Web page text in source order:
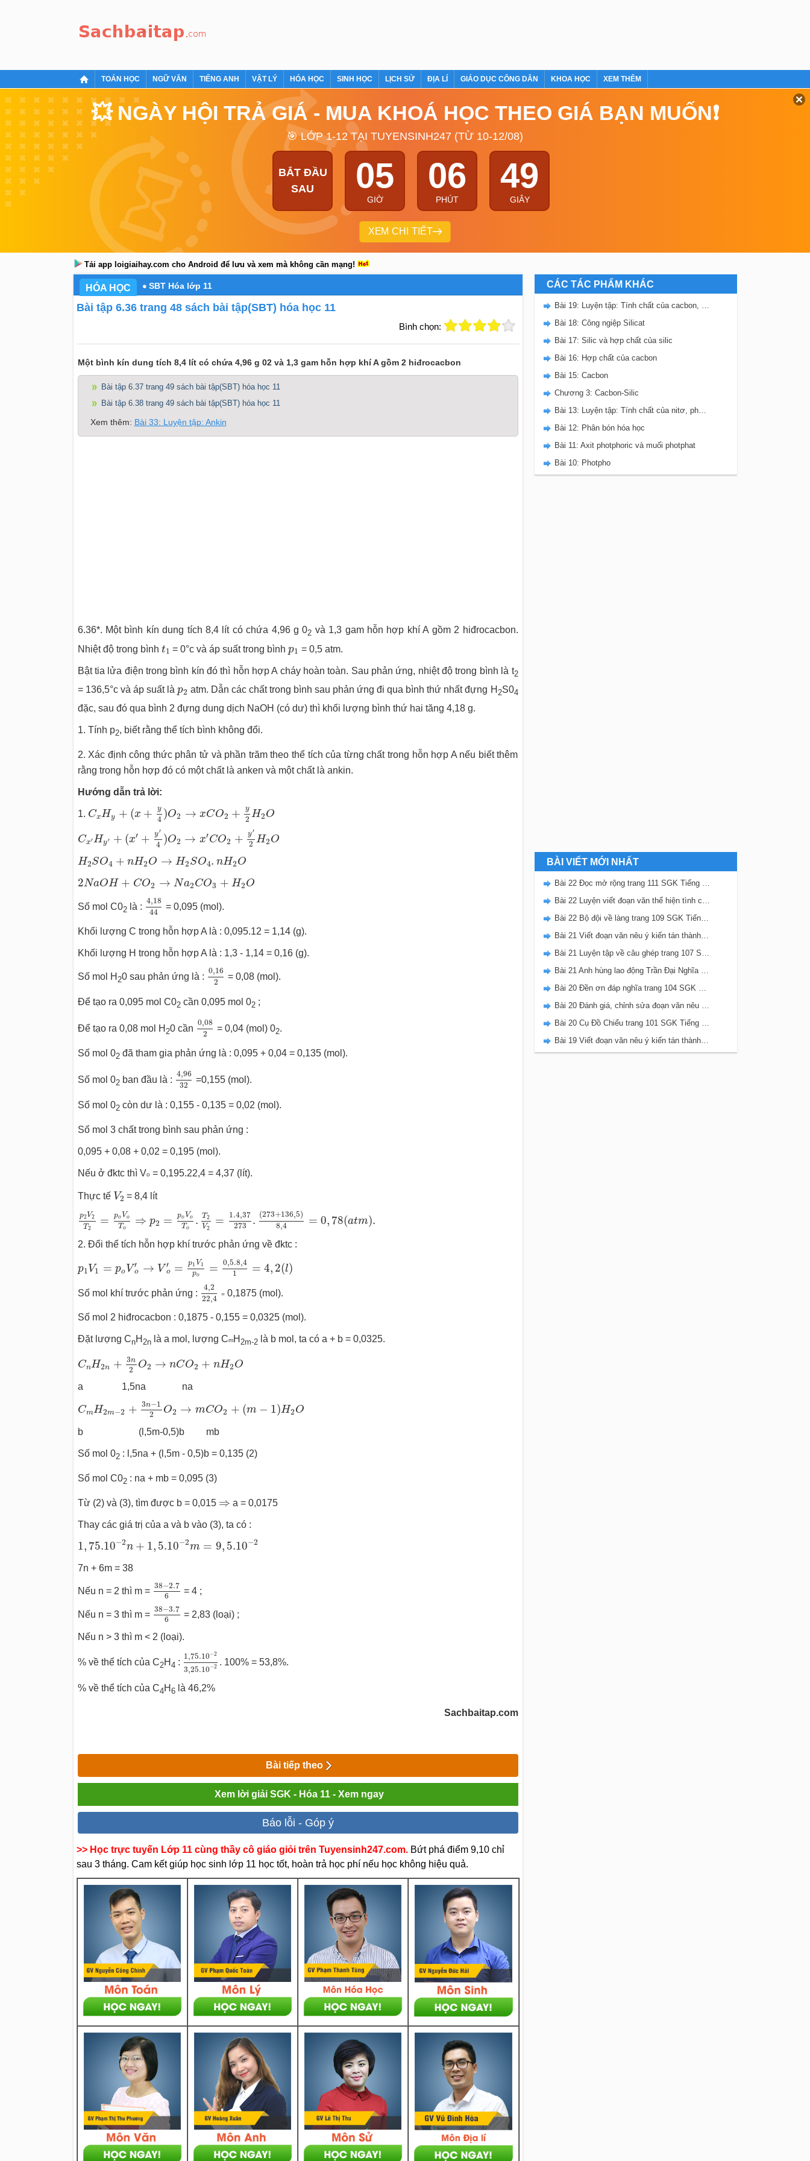
TOÁN HỌC NGỮ VĂN TIẾNG ANH VẬT LÝ HÓA HỌC SINH HỌC LỊCH SỬ ĐỊA LÍ GIÁO DỤC CÔNG DÂN KHOA HỌC XEM THÊM
💥 NGÀY HỘI TRẢ GIÁ - MUA KHOÁ HỌC THEO GIÁ BẠN MUỐN❗
🎯 LỚP 1-12 TẠI TUYENSINH247 (TỪ 10-12/08)
BẮT ĐẦU
SAU
05
GIỜ
06
PHÚT
48
GIÂY
XEM CHI TIẾT
Tải app loigiaihay.com cho Android để lưu và xem mà không cần mạng!
HÓA HỌC SBT Hóa lớp 11
Bài tập 6.36 trang 48 sách bài tập(SBT) hóa học 11
Bình chọn:
Một bình kín dung tích 8,4 lít có chứa 4,96 g 02 và 1,3 gam hỗn hợp khí A gồm 2 hiđrocacbon
Bài tập 6.37 trang 49 sách bài tập(SBT) hóa học 11
Bài tập 6.38 trang 49 sách bài tập(SBT) hóa học 11
Xem thêm: Bài 33: Luyện tập: Ankin
6.36*. Một bình kín dung tích 8,4 lít có chứa 4,96 g 02 và 1,3 gam hỗn hợp khí A gồm 2 hiđrocacbon.
Nhiệt độ trong bình t1
t1 = 0°c và áp suất trong bìnhp1
p1= 0,5 atm.
Bật tia lửa điện trong bình kín đó thì hỗn hợp A cháy hoàn toàn. Sau phản ứng, nhiệt độ trong bình là t2
= 136,5°c và áp suất là p2
p2 atm. Dẫn các chất trong bình sau phản ứng đi qua bình thứ nhất đựng H 2S04
đặc, sau đó qua bình 2 đựng dung dịch NaOH (có dư) thì khối lượng bình thứ hai tăng 4,18 g.
1. Tính p2, biết rằng thể tích bình không đổi.
2. Xác định công thức phân tử và phần trăm theo thể tích của từng chất trong hỗn hợp A nếu biết thêm
rằng trong hỗn hợp đó có một chất là anken và một chất là ankin.
Hướng dẫn trả lời:
1. CxHy + (x + y
4 )O2 → xCO2 + y
2 H2O
Cx Hy x+ O2→ 2+y 2O
Cx′Hy′ + (x′ + y′
4 )O2 → x′CO2 + y′
2 H2O
)O 2O
H2SO4 + nH2O → H2SO4. nH2O
H2 SO + H2 O→ H 2S O4. 2O
2NaOH + CO2 → Na2CO3 + H2O
2Na OH+ C O2→ Na 2C O3+H 2 O
Số mol C02là :
4,18
44
4 ,18
= 0,095 (mol).
Khối lượng C trong hỗn hợp A là : 0,095.12 = 1,14 (g).
Khối lượng H trong hỗn hợp A là : 1,3 - 1,14 = 0,16 (g).
Số mol H 20 sau phản ứng là :
0,16
2
0 ,16
= 0,08 (mol).
Để tạo ra 0,095 mol C02cần 0,095 mol 02;
Để tạo ra 0,08 mol H 20 cần
0,08
2
0,08
= 0,04 (mol) 02.
Số mol 02đã tham gia phản ứng là : 0,095 + 0,04 = 0,135 (mol).
Số mol 02ban đầu là :
4,96
32
4 ,96
=0,155 (mol).
Số mol 02còn dư là : 0,155 - 0,135 = 0,02 (mol).
Số mol 3 chất trong bình sau phản ứng :
0,095 + 0,08 + 0,02 = 0,195 (mol).
Nếu ở đktc thì Vo = 0,195.22,4 = 4,37 (lít).
Thực tế V2
V2 = 8,4 lít
p2 V2
T2
= po Vo
T o
⇒ p2 = po Vo
T o
. T2
V2
= 1.4,37
273
. (273+136,5)
8,4 = 0, 78(atm).
2V =p 2= o o .T2 2=1.4,37
2. Đổi thể tích hỗn hợp khí trước phản ứng về đktc :
p1V1 = po V ′
o → V ′
o = p1 V1
po
= 0,5.8,4
1
= 4, 2(l)
1V1 =0 ,5.8
Số mol khí trước phản ứng :
4,2
22,4
4, 2
=0,1875 (mol).
Số mol 2 hiđrocacbon : 0,1875 - 0,155 = 0,0325 (mol).
Đặt lượng CnH 2nlà a mol, lượng CmH 2m-2là b mol, ta có a + b = 0,0325.
CnH2n + 3n
2 O2 → nCO2 + nH2O
Cn H2 3n2 O CO2 2O
a 1,5na na
CmH2m−2 + 3n−1
2
O2 → mCO2 + (m − 1)H2O
3n − H
b (l,5m-0,5)b mb
Số mol 02: l,5na + (l,5m - 0,5)b = 0,135 (2)
Số mol C02: na + mb = 0,095 (3)
Từ (2) và (3), tìm được b = 0,015 ⇒
⇒ a = 0,0175
Thay các giá trị của a và b vào (3), ta có :
1, 75.10−2n + 1, 5.10−2m = 9, 5.10−2
1 75.10 −2 1, 5.10− 2 5.10−2
7n + 6m = 38
Nếu n = 2 thì m = 38−2.7
6
38 −2.7
= 4 ;
Nếu n = 3 thì m = 38−3.7
6
38 −3.7
= 2,83 (loại) ;
Nếu n > 3 thì m < 2 (loại).
% về thể tích của C2H 4 :
1,75.10−2
3,25.10−2
1 ,75.10
. 100% = 53,8%.
% về thể tích của C4H 6là 46,2%
Sachbaitap.com
Bài tiếp theo
Xem lời giải SGK - Hóa 11 - Xem ngay
Báo lỗi - Góp ý
>> Học trực tuyến Lớp 11 cùng thầy cô giáo giỏi trên Tuyensinh247.com. Bứt phá điểm 9,10 chỉ
sau 3 tháng. Cam kết giúp học sinh lớp 11 học tốt, hoàn trả học phí nếu học không hiệu quả.
CÁC TÁC PHẨM KHÁC
Bài 19: Luyện tập: Tính chất của cacbon, silic và các hợp chất của chúng
Bài 18: Công ngiệp Silicat
Bài 17: Silic và hợp chất của silic
Bài 16: Hợp chất của cacbon
Bài 15: Cacbon
Chương 3: Cacbon-Silic
Bài 13: Luyện tập: Tính chất của nitơ, photpho và các hợp chất của chúng
Bài 12: Phân bón hóa học
Bài 11: Axit photphoric và muối photphat
Bài 10: Photpho
BÀI VIẾT MỚI NHẤT
Bài 22 Đọc mở rộng trang 111 SGK Tiếng Việt 5 Kết nối tri thức tập 2
Bài 22 Luyện viết đoạn văn thể hiện tình cảm, cảm xúc về một sự việc trang 111 SGK Tiếng Việt 5 Kết nối tri thức tập 2
Bài 22 Bộ đội về làng trang 109 SGK Tiếng Việt 5 Kết nối tri thức tập 2
Bài 21 Viết đoạn văn nêu ý kiến tán thành một sự việc, hiện tượng (Bài viết số 2) trang 108 SGK Tiếng Việt 5 Kết nối tri thức tập 2
Bài 21 Luyện tập về câu ghép trang 107 SGK Tiếng Việt 5 Kết nối tri thức tập 2
Bài 21 Anh hùng lao động Trần Đại Nghĩa trang 106 SGK Tiếng Việt 5 Kết nối tri thức tập 2
Bài 20 Đền ơn đáp nghĩa trang 104 SGK Tiếng Việt 5 Kết nối tri thức tập 2
Bài 20 Đánh giá, chỉnh sửa đoạn văn nêu ý kiến tán thành một sự vật, hiện tượng trang 103 SGK Tiếng Việt 5 Kết nối tri thức tập 2
Bài 20 Cụ Đồ Chiểu trang 101 SGK Tiếng Việt 5 Kết nối tri thức tập 2
Bài 19 Viết đoạn văn nêu ý kiến tán thành một sự việc, hiện tượng (Bài viết số 1) trang 100 SGK Tiếng Việt 5 Kết nối tri thức tập 2